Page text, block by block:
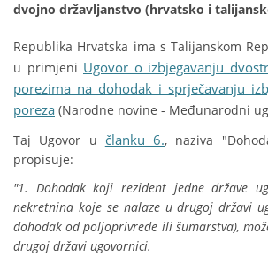
dvojno državljanstvo (hrvatsko i
Republika Hrvatska ima s Talijanskom
u primjeni Ugovor o izbjegavanju
porezima na dohodak i sprječavanju
poreza (Narodne novine - Međunarodni
Taj Ugovor u članku 6., naziva
propisuje:
"1. Dohodak koji rezident jedne države
nekretnina koje se nalaze u drugoj državi
dohodak od poljoprivrede ili šumarstva),
drugoj državi ugovornici.